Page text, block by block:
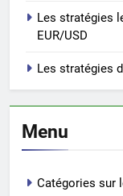
Les stratégies
EUR/USD
Les stratégies
Menu
Catégories sur